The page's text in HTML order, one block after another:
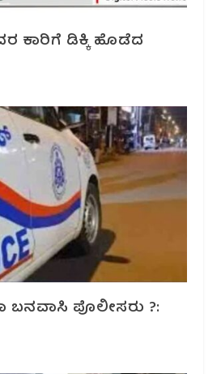
ಕಾರಿಗೆ ಡಿಕ್ಕಿ ಹೊಡೆದ
ಬನವಾಸಿ ಪೊಲೀಸರು ?: